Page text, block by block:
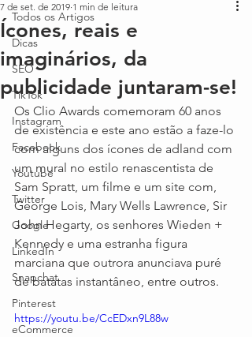
Todos os Artigos
Dicas
SEO
TikTok
Instagram
Facebook
Youtube
Twitter
Google
LinkedIn
Snapchat
Pinterest
eCommerce
Ícones, reais e
imaginários, da
publicidade juntaram-se!
7 de set. de 2019 1 min de leitura
Os Clio Awards comemoram 60 anos
de existência e este ano estão a faze-lo
com alguns dos ícones de adland com
um mural no estilo renascentista de
Sam Spratt, um filme e um site com,
George Lois, Mary Wells Lawrence, Sir
John Hegarty, os senhores Wieden +
Kennedy e uma estranha figura
marciana que outrora anunciava puré
de batatas instantâneo, entre outros.
https://youtu.be/CcEDxn9L88w